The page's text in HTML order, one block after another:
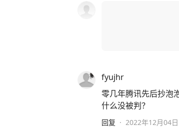
fyujhr
零几年腾讯先后抄泡
什么没被判？
回复 · 2022年12月04日